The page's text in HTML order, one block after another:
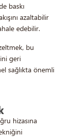
baskı
azaltabilir
edebilir.
bu
geri
sağlıkta önemli
hizasına